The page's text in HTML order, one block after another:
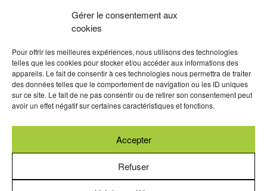
Gérer le consentement aux
cookies
Pour offrir les meilleures expériences, nous utilisons des technologies
telles que les cookies pour stocker et/ou accéder aux informations des
appareils. Le fait de consentir à ces technologies nous permettra de traiter
des données telles que le comportement de navigation ou les ID uniques
sur ce site. Le fait de ne pas consentir ou de retirer son consentement peut
avoir un effet négatif sur certaines caractéristiques et fonctions.
Accepter
Refuser
Devenez correspondant
Rejoignez nos experts
Devenez Partenaire
Nous suivre
Abonnez-vous à nos newsletters